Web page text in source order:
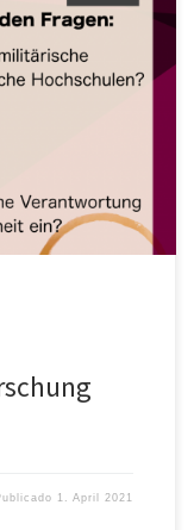
Praxis
und bedürfen
heute, in einer
kann. Die
lebenswerten
1. April 2021